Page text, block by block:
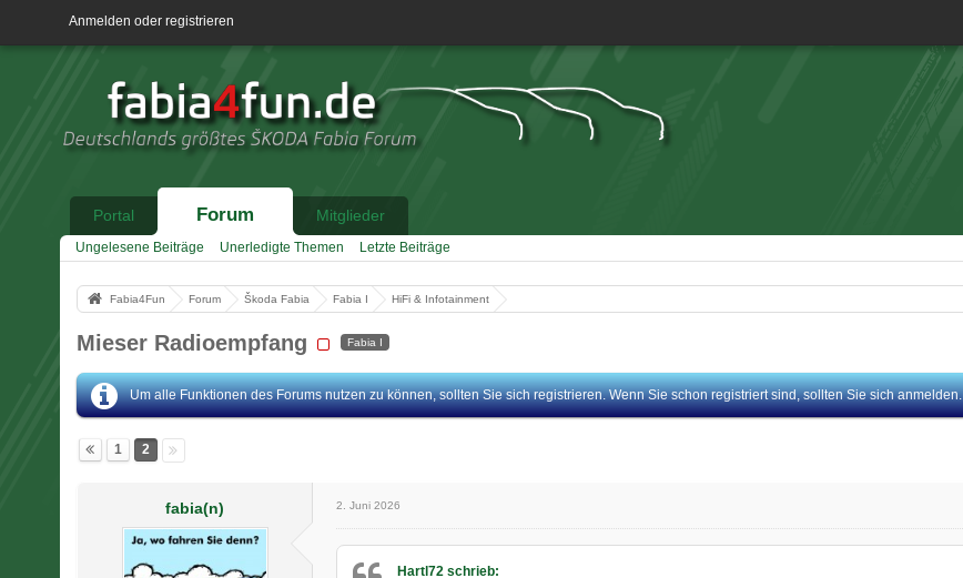
Anmelden oder registrieren
Portal Forum Mitglieder
Ungelesene Beiträge Unerledigte Themen Letzte Beiträge
Fabia4Fun Forum Škoda Fabia Fabia I HiFi & Infotainment
Mieser Radioempfang Fabia I
Um alle Funktionen des Forums nutzen zu können, sollten Sie sich registrieren. Wenn Sie schon registriert sind, sollten Sie sich anmelden.
1 2
fabia(n) 2. Juni 2026
Hartl72 schrieb: